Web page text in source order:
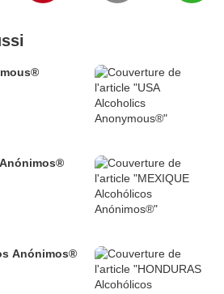
Anónimos®